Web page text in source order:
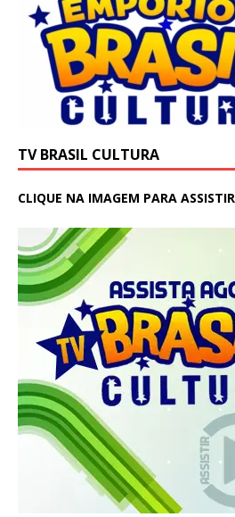
TV BRASIL CULTURA
CLIQUE NA IMAGEM PARA ASSISTIR